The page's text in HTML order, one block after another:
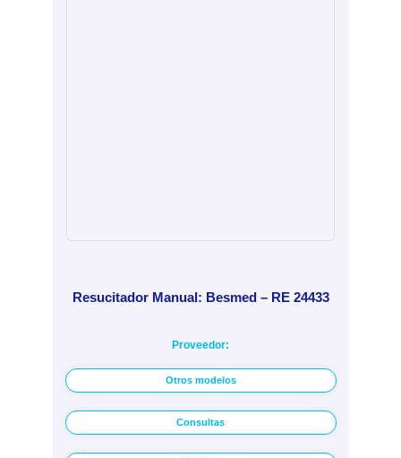
Resucitador Manual: Besmed – RE 24433
Proveedor:
Otros modelos
Consultas